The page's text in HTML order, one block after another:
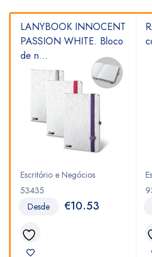
Escritório e Negócios
53435
LANYBOOK INNOCENT
PASSION WHITE. Bloco
de n...
Desde €10.53